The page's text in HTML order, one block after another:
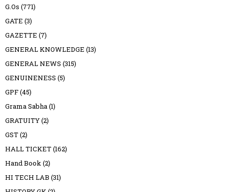
G.Os (771)
GATE (3)
GAZETTE (7)
GENERAL KNOWLEDGE (13)
GENERAL NEWS (315)
GENUINENESS (5)
GPF(45)
Grama Sabha(1)
GRATUITY(2)
GST(2)
HALL TICKET(162)
Hand Book(2)
HI TECH LAB (31)